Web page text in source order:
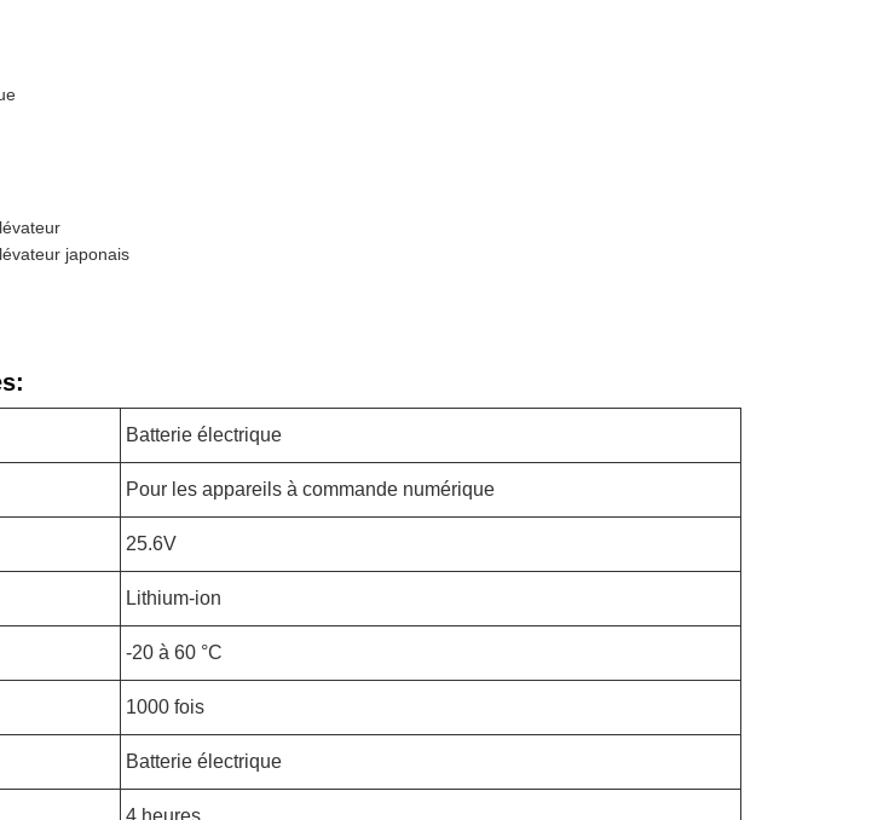
japonais
Batterie électrique
Pour les appareils à commande numérique
25.6V
Lithium-ion
-20 à 60 °C
1000 fois
Batterie électrique
4 heures